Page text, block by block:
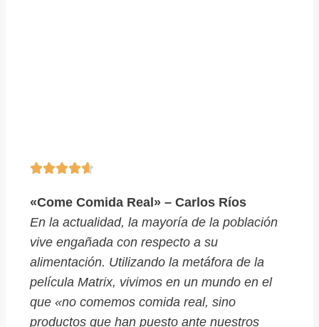

«Come Comida Real» – Carlos Ríos
En la actualidad, la mayoría de la población
vive engañada con respecto a su
alimentación. Utilizando la metáfora de la
película Matrix, vivimos en un mundo en el
que «no comemos comida real, sino
productos que han puesto ante nuestros